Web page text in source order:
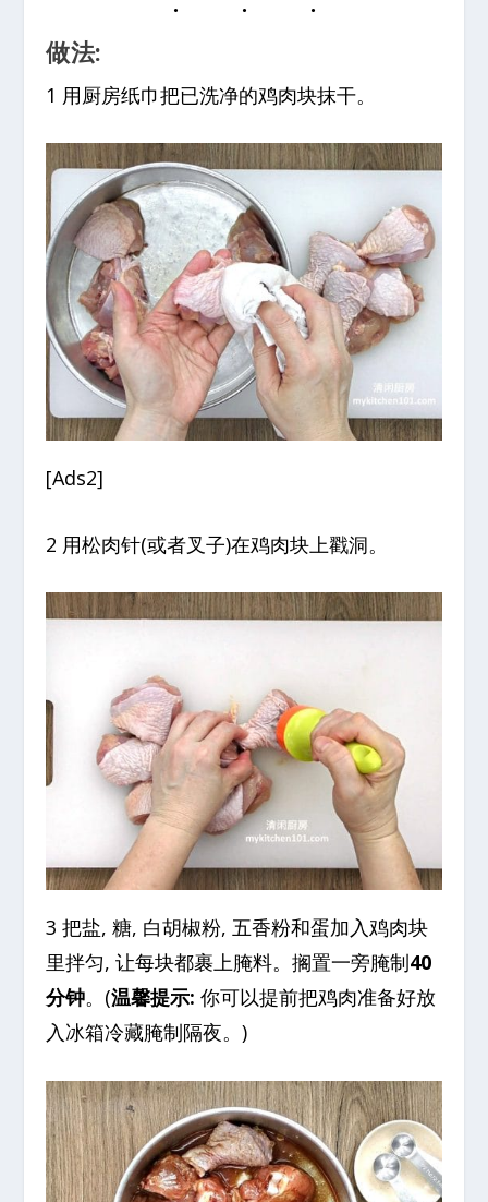
做法:
1 用厨房纸巾把已洗净的鸡肉块抹干。
[Ads2]
2 用松肉针(或者叉子)在鸡肉块上戳洞。
3 把盐, 糖, 白胡椒粉, 五香粉和蛋加入鸡肉块
里拌匀, 让每块都裹上腌料。搁置一旁腌制40
分钟。(温馨提示: 你可以提前把鸡肉准备好放
入冰箱冷藏腌制隔夜。)